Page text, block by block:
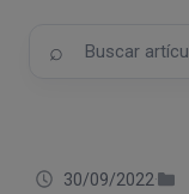
30/09/2022·